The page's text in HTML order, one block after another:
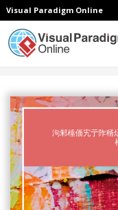
Visual Paradigm Online